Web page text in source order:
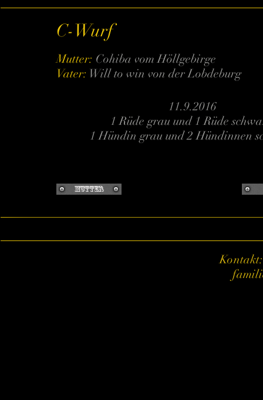
C-Wurf
Mutter: Cohiba vom Höllgebirge
Vater: Will to win von der Lobdeburg
11.9.2016
1 Rüde grau und 1 Rüde
1 Hündin grau und 2 Hündinnen
Mutter